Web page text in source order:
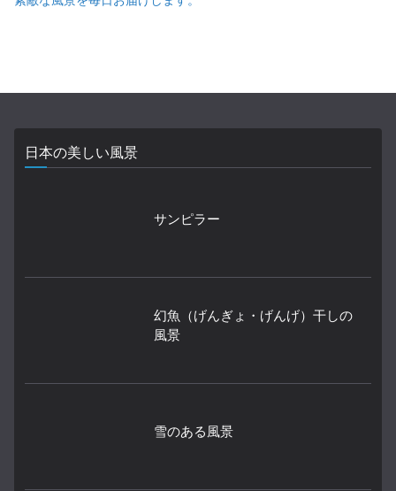
日本の美しい風景
サンピラー
幻魚（げんぎょ・げんげ）干しの
風景
雪のある風景